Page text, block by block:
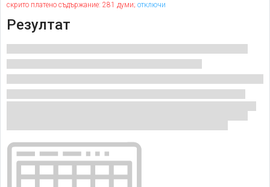
скрито платено съдържание: 281 думи; отключи
Резултат